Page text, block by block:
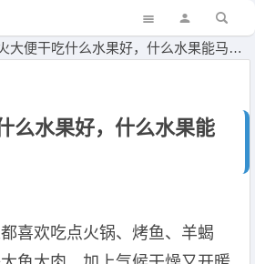
大便干吃什么水果好，什么水果能马上通便
么水果好，什么水果能
喜欢吃点火锅、烤鱼、羊蝎